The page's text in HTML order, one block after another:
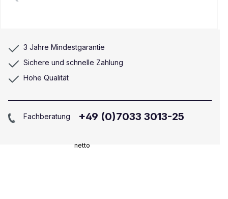
netto
3 Jahre Mindestgarantie
Sichere und schnelle Zahlung
Hohe Qualität
Fachberatung +49 (0)7033 3013-25